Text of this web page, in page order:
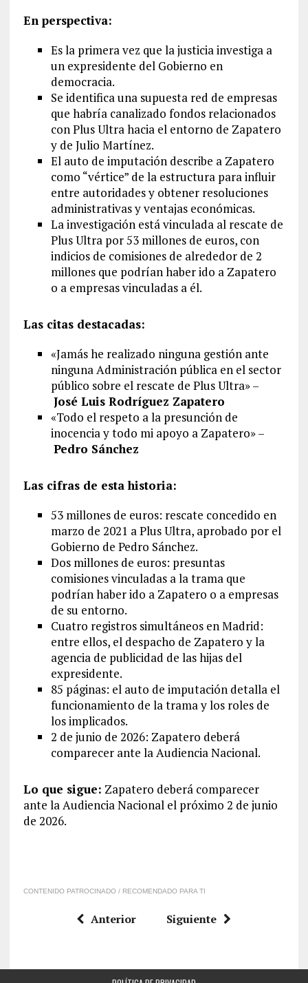
En perspectiva:
Es la primera vez que la justicia investiga a
un expresidente del Gobierno en
democracia.
Se identifica una supuesta red de empresas
que habría canalizado fondos relacionados
con Plus Ultra hacia el entorno de Zapatero
y de Julio Martínez.
El auto de imputación describe a Zapatero
como “vértice” de la estructura para influir
entre autoridades y obtener resoluciones
administrativas y ventajas económicas.
La investigación está vinculada al rescate de
Plus Ultra por 53 millones de euros, con
indicios de comisiones de alrededor de 2
millones que podrían haber ido a Zapatero
o a empresas vinculadas a él.
Las citas destacadas:
«Jamás he realizado ninguna gestión ante
ninguna Administración pública en el sector
público sobre el rescate de Plus Ultra» –
José Luis Rodríguez Zapatero
«Todo el respeto a la presunción de
inocencia y todo mi apoyo a Zapatero» –
Pedro Sánchez
Las cifras de esta historia:
53 millones de euros: rescate concedido en
marzo de 2021 a Plus Ultra, aprobado por el
Gobierno de Pedro Sánchez.
Dos millones de euros: presuntas
comisiones vinculadas a la trama que
podrían haber ido a Zapatero o a empresas
de su entorno.
Cuatro registros simultáneos en Madrid:
entre ellos, el despacho de Zapatero y la
agencia de publicidad de las hijas del
expresidente.
85 páginas: el auto de imputación detalla el
funcionamiento de la trama y los roles de
los implicados.
2 de junio de 2026: Zapatero deberá
comparecer ante la Audiencia Nacional.
Lo que sigue: Zapatero deberá comparecer
ante la Audiencia Nacional el próximo 2 de junio
de 2026.
CONTENIDO PATROCINADO / RECOMENDADO PARA TI
Anterior Siguiente